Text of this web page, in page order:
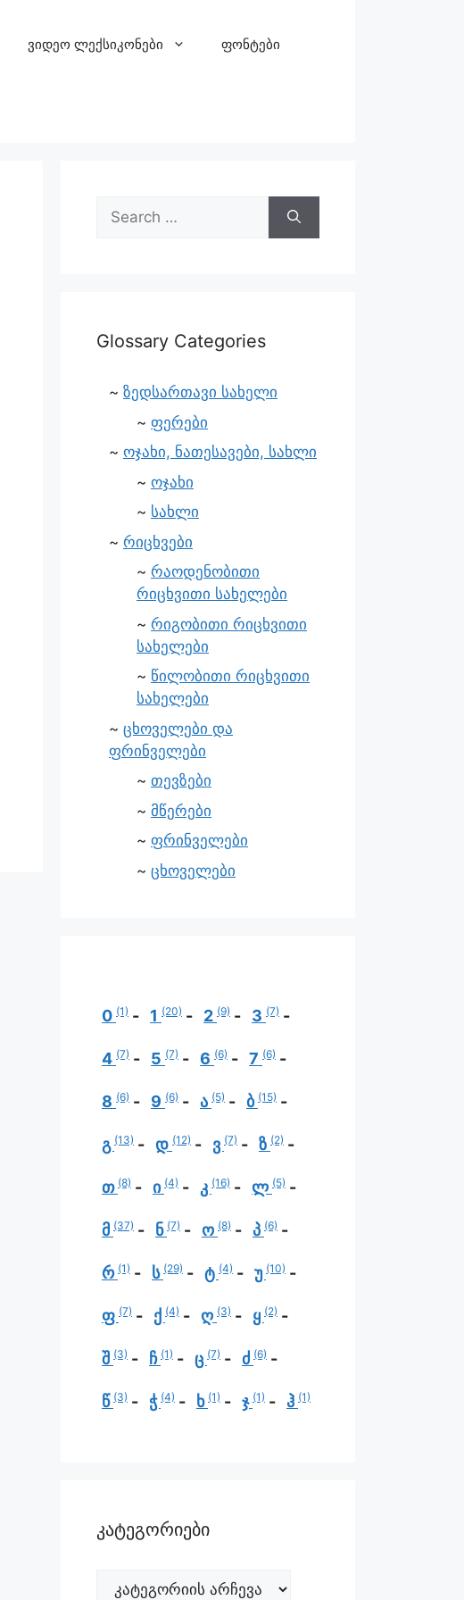
ვიდეო ლექსიკონები ფონტები
Glossary Categories
ზედსართავი სახელი
ფერები
ოჯახი, ნათესავები, სახლი
ოჯახი
სახლი
რიცხვები
რაოდენობითი
რიცხვითი სახელები
რიგობითი რიცხვითი
სახელები
წილობითი რიცხვითი
სახელები
ცხოველები და
ფრინველები
თევზები
მწერები
ფრინველები
ცხოველები
0 (1) 1 (20) 2 (9) 3 (7)
4 (7) 5 (7) 6 (6) 7 (6)
8 (6) 9 (6) ა (5) ბ (15)
გ (13) დ (12) ვ (7) ზ (2)
თ (8) ი (4) კ (16) ლ (5)
მ (37) ნ (7) ო (8) პ (6)
რ (1) ს (29) ტ (4) უ (10)
ფ (7) ქ (4) ღ (3) ყ (2)
შ (3) ჩ (1) ც (7) ძ (6)
წ (3) ჭ (4) ხ (1) ჯ (1) ჰ (1)
კატეგორიები